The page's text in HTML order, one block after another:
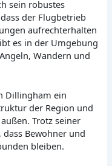
sein robustes
der Flugbetrieb
aufrechterhalten
es in der Umgebung
Wandern und
Dillingham ein
der Region und
Trotz seiner
Bewohner und
bleiben.